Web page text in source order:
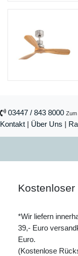
03447 / 843 8000
Kontakt | Über Uns |
Kostenloser
*Wir liefern
39,- Euro
Euro.
(Kostenlose